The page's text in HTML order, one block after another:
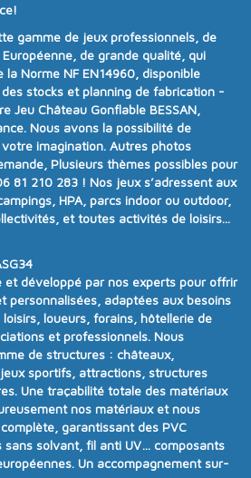
gamme de jeux professionnels, de
de grande qualité, qui
la Norme NF EN14960 , disponible
stocks et planning de fabrication -
Jeu Château Gonflable BESSAN,
Nous avons la possibilité de
imagination. Autres photos
Plusieurs thèmes possibles pour
81 210 283 ! Nos jeux s’adressent aux
HPA, parcs indoor ou outdoor,
et toutes activités de loisirs...
et développé par nos experts pour offrir
personnalisées , adaptées aux besoins
loisirs, loueurs, forains, hôtellerie de
et professionnels. Nous
de structures : châteaux,
sportifs, attractions, structures
. Une traçabilité totale des matériaux
nos matériaux et nous
, garantissant des PVC
sans solvant, fil anti UV… composants
Un accompagnement sur-